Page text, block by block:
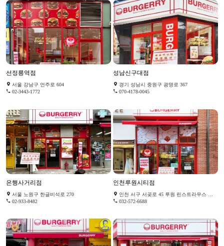
선정릉역점
서울 강남구 언주로 604
02-3443-1772
성남신구대점
경기 성남시 중원구 광명로 367
070-4178-0045
은행사거리점
서울 노원구 한글비석로 270
02-933-8482
인천루원시티점
인천 서구 서곶로 45 루원 린스트라우스 더 린시티 B074호
032-572-6688